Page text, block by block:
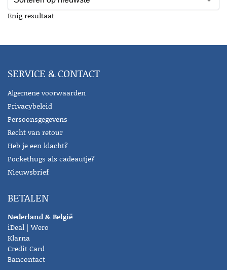
Enig resultaat
SERVICE & CONTACT
Algemene voorwaarden
Privacybeleid
Persoonsgegevens
Recht van retour
Heb je een klacht?
Pockethugs als cadeautje?
Nieuwsbrief
BETALEN
Nederland & België
iDeal | Wero
Klarna
Credit Card
Bancontact